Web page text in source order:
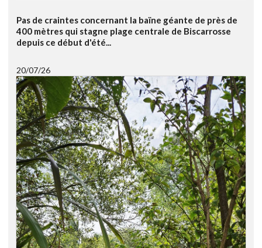
Pas de craintes concernant la baïne géante de près de
400 mètres qui stagne plage centrale de Biscarrosse
depuis ce début d'été...
20/07/26